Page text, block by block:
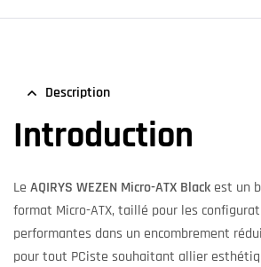
Description
Introduction
Le AQIRYS WEZEN Micro-ATX Black est un
format Micro-ATX, taillé pour les
performantes dans un encombrement
pour tout PCiste souhaitant allier